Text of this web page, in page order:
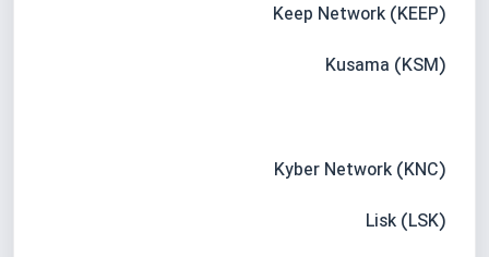
Keep Network (KEEP)
Kusama (KSM)
Kyber Network (KNC)
Lisk (LSK)